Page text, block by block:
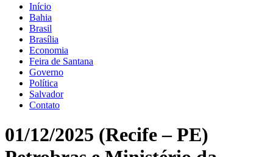
Início
Bahia
Brasil
Brasília
Economia
Feira de Santana
Governo
Política
Salvador
Contato
01/12/2025 (Recife – PE)